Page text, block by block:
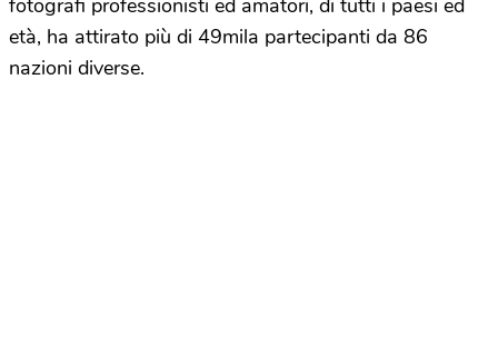
fotografi professionisti ed amatori, di tutti i paesi ed
età, ha attirato più di 49mila partecipanti da 86
nazioni diverse.